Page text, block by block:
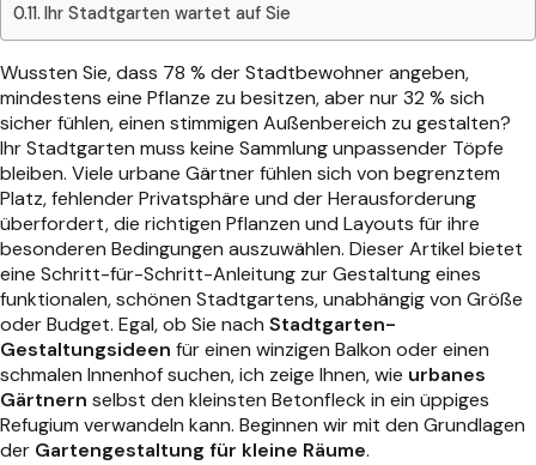
Ihr Stadtgarten wartet auf Sie
Wussten Sie, dass 78 % der Stadtbewohner angeben,
mindestens eine Pflanze zu besitzen, aber nur 32 % sich
sicher fühlen, einen stimmigen Außenbereich zu gestalten?
Ihr Stadtgarten muss keine Sammlung unpassender Töpfe
bleiben. Viele urbane Gärtner fühlen sich von begrenztem
Platz, fehlender Privatsphäre und der Herausforderung
überfordert, die richtigen Pflanzen und Layouts für ihre
besonderen Bedingungen auszuwählen. Dieser Artikel bietet
eine Schritt-für-Schritt-Anleitung zur Gestaltung eines
funktionalen, schönen Stadtgartens, unabhängig von Größe
oder Budget. Egal, ob Sie nach Stadtgarten-
Gestaltungsideen für einen winzigen Balkon oder einen
schmalen Innenhof suchen, ich zeige Ihnen, wie urbanes
Gärtnern selbst den kleinsten Betonfleck in ein üppiges
Refugium verwandeln kann. Beginnen wir mit den Grundlagen
der Gartengestaltung für kleine Räume.